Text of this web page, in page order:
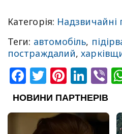
Категорія: Надзвичайні
Теги: автомобіль,
постраждалий,
Facebook
Twitter